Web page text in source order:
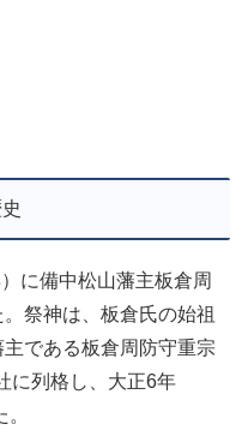
に備中松山藩主板倉周
祭神は、板倉氏の始祖
である板倉周防守重宗
に列格し、大正6年